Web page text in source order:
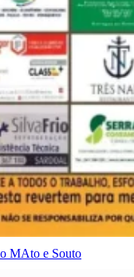
MAto e Souto